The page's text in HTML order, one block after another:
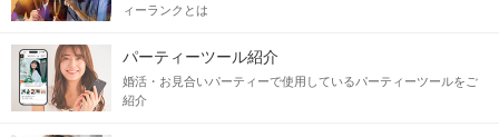
ィーランクとは
パーティーツール紹介
婚活・お見合いパーティーで使用しているパーティーツールをご
紹介